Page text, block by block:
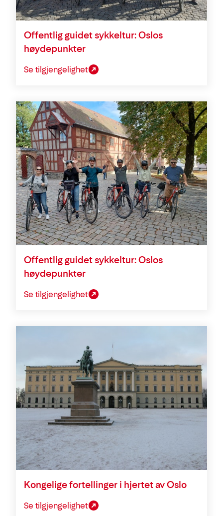
Offentlig guidet sykkeltur: Oslos
høydepunkter
Se tilgjengelighet
Offentlig guidet sykkeltur: Oslos
høydepunkter
Se tilgjengelighet
Kongelige fortellinger i hjertet av Oslo
Se tilgjengelighet